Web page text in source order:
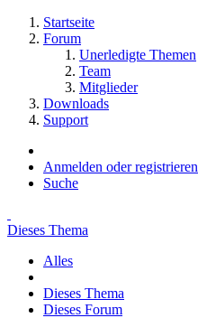
Startseite
Forum
Unerledigte Themen
Team
Mitglieder
Downloads
Support
Anmelden oder registrieren
Suche
Dieses Thema
Alles
Dieses Thema
Dieses Forum